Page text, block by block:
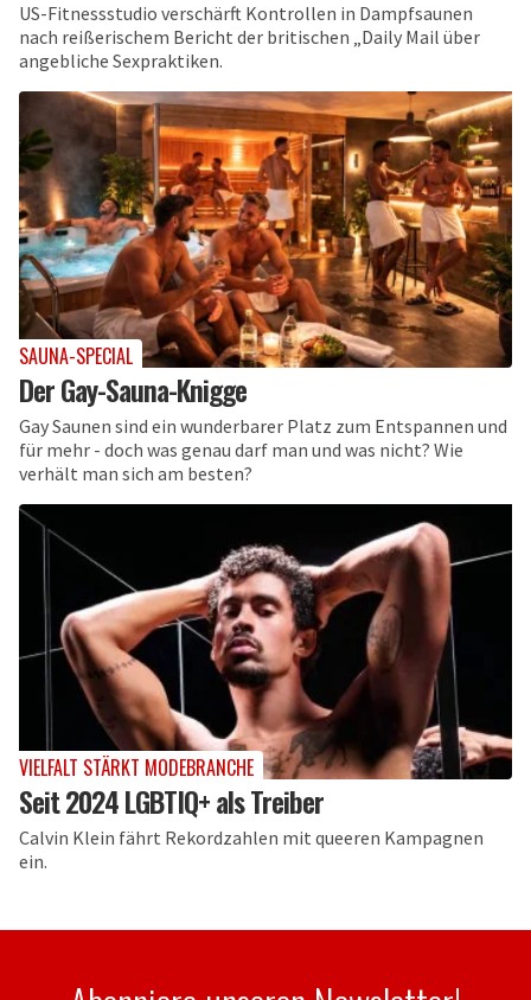
US-Fitnessstudio verschärft Kontrollen in Dampfsaunen
nach reißerischem Bericht der britischen „Daily Mail über
angebliche Sexpraktiken.
SAUNA-SPECIAL
Der Gay-Sauna-Knigge
Gay Saunen sind ein wunderbarer Platz zum Entspannen und
für mehr - doch was genau darf man und was nicht? Wie
verhält man sich am besten?
VIELFALT STÄRKT MODEBRANCHE
Seit 2024 LGBTIQ+ als Treiber
Calvin Klein fährt Rekordzahlen mit queeren Kampagnen
ein.